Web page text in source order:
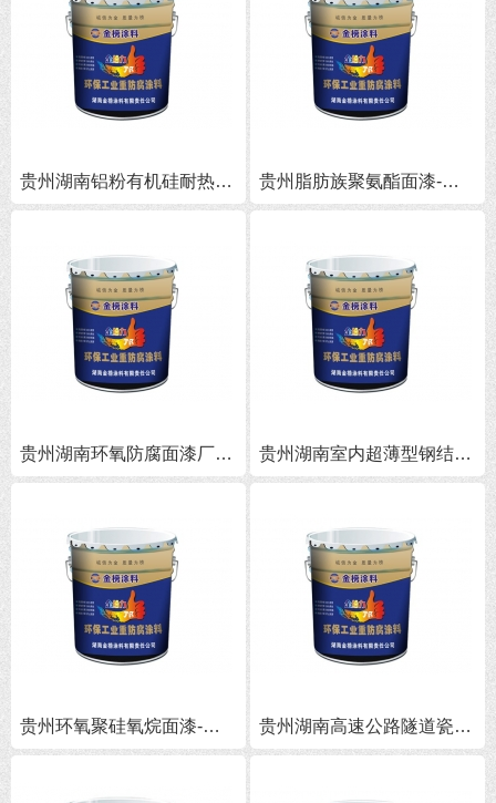
贵州湖南铝粉有机硅耐热漆厂家-湖南铝粉有机硅耐热漆品牌 贵州脂肪族聚氨酯面漆-湖南脂肪族聚氨酯面漆批发-湖南脂肪族聚氨酯面漆价格
贵州湖南环氧防腐面漆厂家-长沙环氧防腐面漆价格 贵州湖南室内超薄型钢结构防火涂料-长沙室内超薄型钢结构防火涂料批发
贵州环氧聚硅氧烷面漆-长沙环氧聚硅氧烷面漆批发-湖南聚硅氧烷面漆厂家 贵州湖南高速公路隧道瓷化涂料价格-湖南瓷化涂料批发